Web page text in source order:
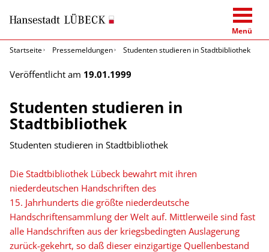
Menü
Startseite
Pressemeldungen Studenten studieren in Stadtbibliothek
Veröffentlicht am 19.01.1999
Studenten studieren in
Stadtbibliothek
Studenten studieren in Stadtbibliothek
Die Stadtbibliothek Lübeck bewahrt mit ihren
niederdeutschen Handschriften des
15. Jahrhunderts die größte niederdeutsche
Handschriftensammlung der Welt auf. Mittlerweile sind fast
alle Handschriften aus der kriegsbedingten Auslagerung
zurück-gekehrt, so daß dieser einzigartige Quellenbestand